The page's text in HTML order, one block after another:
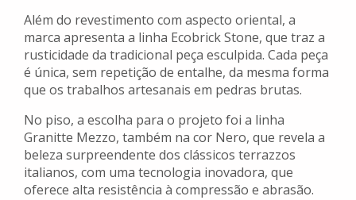
Além do revestimento com aspecto oriental, a
marca apresenta a linha Ecobrick Stone, que traz a
rusticidade da tradicional peça esculpida. Cada peça
é única, sem repetição de entalhe, da mesma forma
que os trabalhos artesanais em pedras brutas.
No piso, a escolha para o projeto foi a linha
Granitte Mezzo, também na cor Nero, que revela a
beleza surpreendente dos clássicos terrazzos
italianos, com uma tecnologia inovadora, que
oferece alta resistência à compressão e abrasão.